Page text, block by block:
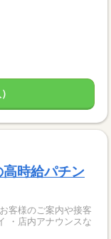
時給パチン
客様のご案内や接客
・店内アナウンスな